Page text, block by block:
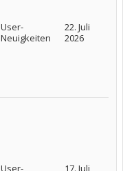
User-
Neuigkeiten
22. Juli
2026
User-
17. Juli